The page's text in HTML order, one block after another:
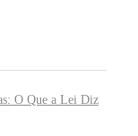
O Que a Lei Diz